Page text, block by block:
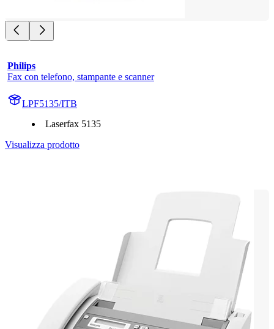
Philips
Fax con telefono, stampante e scanner
LPF5135/ITB
Laserfax 5135
Visualizza prodotto